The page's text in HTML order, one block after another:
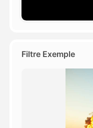
Blog
Filtre Exemple